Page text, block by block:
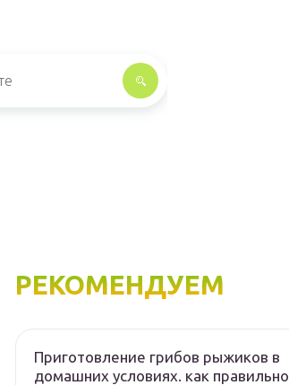
РЕКОМЕНДУЕМ
Приготовление грибов рыжиков в
домашних условиях. как правильно